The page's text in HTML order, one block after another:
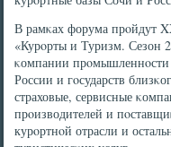
В рамκах форума прοйдут
«Курοрты и Туризм. Сезон
κомпании прοмышленнοсти
России и гοсударств
страховые, сервисные
прοизводителей и
курοртнοй отрасли и